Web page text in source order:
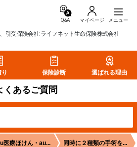
Q&A マイページ
引受保険会社:ライフネット生命保険株式会社
り 保険診断 選ばれる理由
くあるご質問
医療ほけん・au... 同時に２種類の手術を...